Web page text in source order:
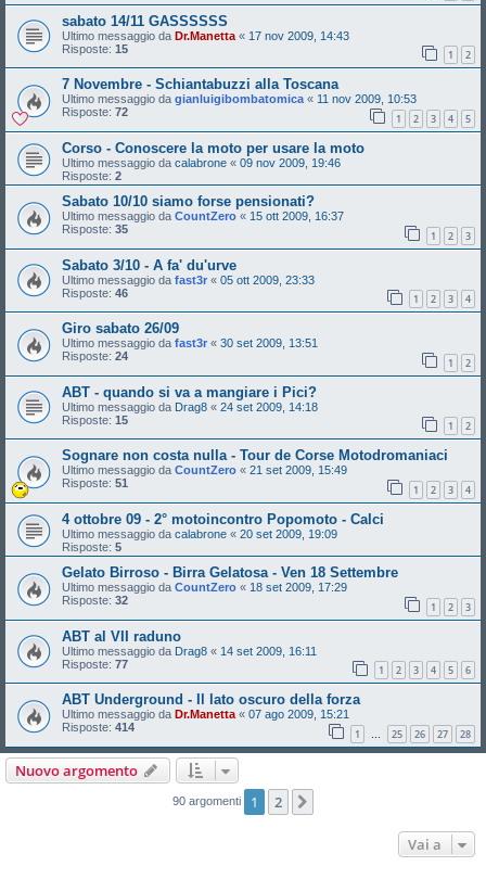
sabato 14/11 GASSSSSS
Ultimo messaggio da Dr.Manetta « 17 nov 2009, 14:43
Risposte: 15 1 2
7 Novembre - Schiantabuzzi alla Toscana
Ultimo messaggio da gianluigibombatomica « 11 nov 2009, 10:53
Risposte: 72 1 2 3 4 5
Corso - Conoscere la moto per usare la moto
Ultimo messaggio da calabrone « 09 nov 2009, 19:46
Risposte: 2
Sabato 10/10 siamo forse pensionati?
Ultimo messaggio da CountZero « 15 ott 2009, 16:37
Risposte: 35 1 2 3
Sabato 3/10 - A fa' du'urve
Ultimo messaggio da fast3r « 05 ott 2009, 23:33
Risposte: 46 1 2 3 4
Giro sabato 26/09
Ultimo messaggio da fast3r « 30 set 2009, 13:51
Risposte: 24 1 2
ABT - quando si va a mangiare i Pici?
Ultimo messaggio da Drag8 « 24 set 2009, 14:18
Risposte: 15 1 2
Sognare non costa nulla - Tour de Corse Motodromaniaci
Ultimo messaggio da CountZero « 21 set 2009, 15:49
Risposte: 51 1 2 3 4
4 ottobre 09 - 2° motoincontro Popomoto - Calci
Ultimo messaggio da calabrone « 20 set 2009, 19:09
Risposte: 5
Gelato Birroso - Birra Gelatosa - Ven 18 Settembre
Ultimo messaggio da CountZero « 18 set 2009, 17:29
Risposte: 32 1 2 3
ABT al VII raduno
Ultimo messaggio da Drag8 « 14 set 2009, 16:11
Risposte: 77 1 2 3 4 5 6
ABT Underground - Il lato oscuro della forza
Ultimo messaggio da Dr.Manetta « 07 ago 2009, 15:21
Risposte: 414 1 … 25 26 27 28
Nuovo argomento
90 argomenti 1 2
Vai a